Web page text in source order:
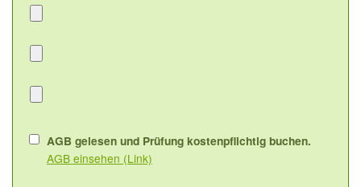
AGB gelesen und Prüfung kostenpflichtig buchen.
AGB einsehen (Link)